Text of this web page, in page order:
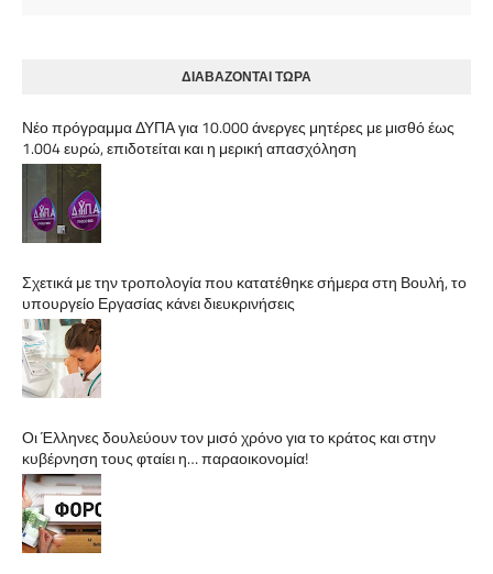
ΔΙΑΒΑΖΟΝΤΑΙ ΤΩΡΑ
Νέο πρόγραμμα ΔΥΠΑ για 10.000 άνεργες μητέρες με μισθό έως
1.004 ευρώ, επιδοτείται και η μερική απασχόληση
Σχετικά με την τροπολογία που κατατέθηκε σήμερα στη Βουλή, το
υπουργείο Εργασίας κάνει διευκρινήσεις
Οι Έλληνες δουλεύουν τον μισό χρόνο για το κράτος και στην
κυβέρνηση τους φταίει η… παραοικονομία!